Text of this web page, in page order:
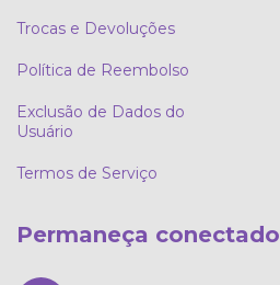
Trocas e Devoluções
Política de Reembolso
Exclusão de Dados do
Usuário
Termos de Serviço
Permaneça conectado